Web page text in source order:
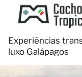
Experiências
luxo Galápagos